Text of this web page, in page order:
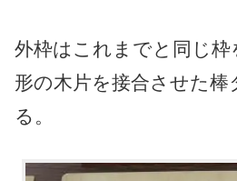
外枠はこれまでと同じ枠
形の木片を接合させた棒
る。